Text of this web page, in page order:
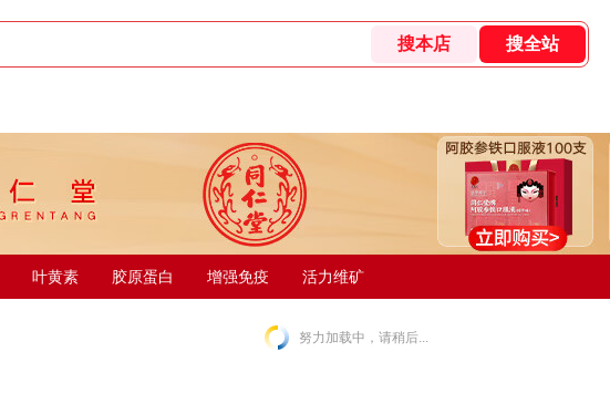
叶黄素 胶原蛋白 增强免疫 活力维矿
努力加载中，请稍后...